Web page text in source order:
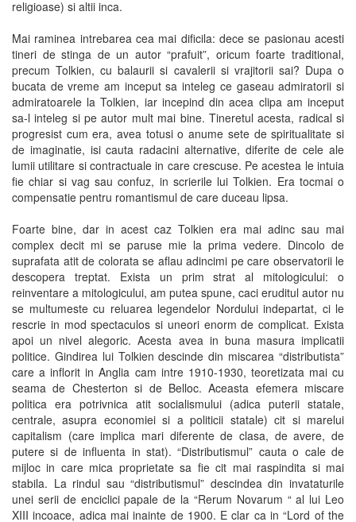
religioase) si altii inca.
Mai raminea intrebarea cea mai dificila: dece se pasionau acesti
tineri de stinga de un autor “prafuit”, oricum foarte traditional,
precum Tolkien, cu balaurii si cavalerii si vrajitorii sai? Dupa o
bucata de vreme am inceput sa inteleg ce gaseau admiratorii si
admiratoarele la Tolkien, iar incepind din acea clipa am inceput
sa-l inteleg si pe autor mult mai bine. Tineretul acesta, radical si
progresist cum era, avea totusi o anume sete de spiritualitate si
de imaginatie, isi cauta radacini alternative, diferite de cele ale
lumii utilitare si contractuale in care crescuse. Pe acestea le intuia
fie chiar si vag sau confuz, in scrierile lui Tolkien. Era tocmai o
compensatie pentru romantismul de care duceau lipsa.
Foarte bine, dar in acest caz Tolkien era mai adinc sau mai
complex decit mi se paruse mie la prima vedere. Dincolo de
suprafata atit de colorata se aflau adincimi pe care observatorii le
descopera treptat. Exista un prim strat al mitologicului: o
reinventare a mitologicului, am putea spune, caci eruditul autor nu
se multumeste cu reluarea legendelor Nordului indepartat, ci le
rescrie in mod spectaculos si uneori enorm de complicat. Exista
apoi un nivel alegoric. Acesta avea in buna masura implicatii
politice. Gindirea lui Tolkien descinde din miscarea “distributista”
care a inflorit in Anglia cam intre 1910-1930, teoretizata mai cu
seama de Chesterton si de Belloc. Aceasta efemera miscare
politica era potrivnica atit socialismului (adica puterii statale,
centrale, asupra economiei si a politicii statale) cit si marelui
capitalism (care implica mari diferente de clasa, de avere, de
putere si de influenta in stat). “Distributismul” cauta o cale de
mijloc in care mica proprietate sa fie cit mai raspindita si mai
stabila. La rindul sau “distributismul” descindea din invataturile
unei serii de enciclici papale de la “Rerum Novarum “ al lui Leo
XIII incoace, adica mai inainte de 1900. E clar ca in “Lord of the